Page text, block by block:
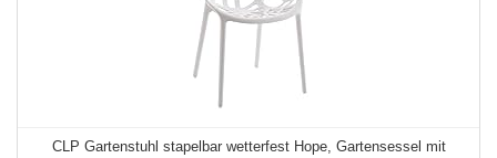
CLP Gartenstuhl stapelbar wetterfest Hope, Gartensessel mit